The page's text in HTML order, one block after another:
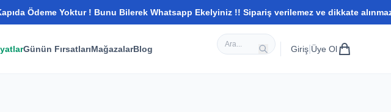
Yoktur ! Bunu Bilerek Whatsapp Ekelyiniz !! Sipariş verilemez ve dikkate alınmaz
Günün FırsatlarıMağazalarBlog Giriş| Üye Ol